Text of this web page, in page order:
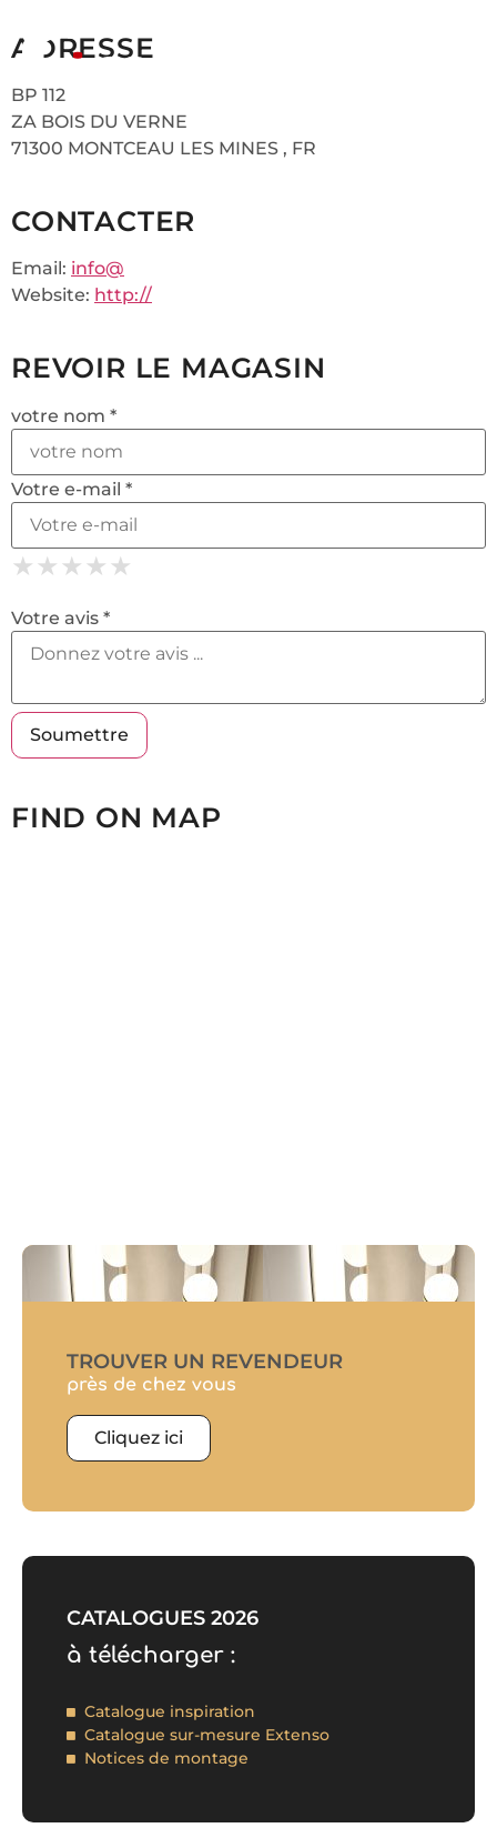
ADRESSE
BP 112
ZA BOIS DU VERNE
71300 MONTCEAU LES MINES , FR
CONTACTER
Email: info@
Website: http://
REVOIR LE MAGASIN
votre nom *
Votre e-mail *
★
★ ★
★ ★ ★
★ ★ ★ ★
★ ★ ★ ★ ★
Votre avis *
FIND ON MAP
TROUVER UN REVENDEUR
près de chez vous
Cliquez ici
CATALOGUES 2026
à télécharger :
Catalogue inspiration
Catalogue sur-mesure Extenso
Notices de montage